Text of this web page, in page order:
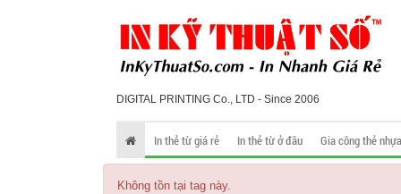
DIGITAL PRINTING Co., LTD - Since 2006
In thẻ từ giá rẻ In thẻ từ ở đâu Gia công thẻ nhựa
Không tồn tại tag này.